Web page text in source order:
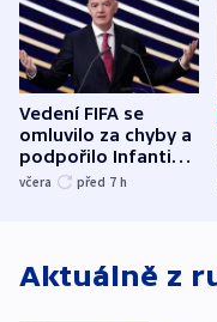
Vedení FIFA se
omluvilo za chyby a
podpořilo Infantina.
UEFA trvá na
včera před 7 h
Aktuálně z